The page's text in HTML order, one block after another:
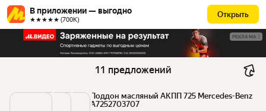
В приложении — выгодно
★★★★★ (700К)
Открыть
РЕКЛАМА
11 предложений
Поддон масляный АКПП 725 Mercedes-Benz
A7252703707